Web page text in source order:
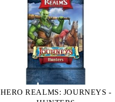
HERO REALMS: JOURNEYS -